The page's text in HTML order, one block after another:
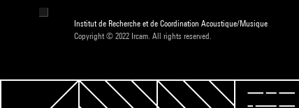
Institut de Recherche et de Coordination Acoustique/Musique
Copyright © 2022 Ircam. All rights reserved.